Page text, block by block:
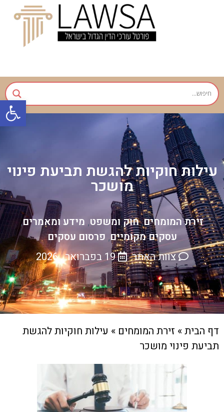
עילות חוקיות להגשת תביעת פינוי
מושכר
זירת המומחים, חוק ומשפט, מידע ומאמרים,
עסקים מקומיים, פרסום עסקים
צוות האתר
19 בפברואר , 2026
דף הבית» זירת המומחים » עילות חוקיות להגשת
תביעת פינוי מושכר